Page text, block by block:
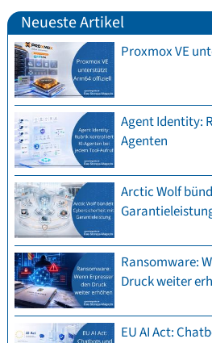
Neueste Artikel
Proxmox VE
Agent Identity:
Agenten
Arctic Wolf
Ransomware:
Druck weiter
EU AI Act: